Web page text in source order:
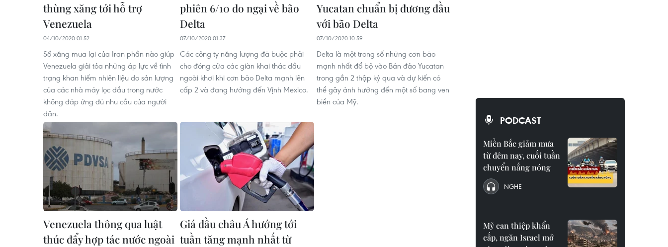
thùng xăng tới hỗ trợ
Venezuela
04/10/2020 01:52
Số xăng mua lại của Iran phần nào giúp
Venezuela giải tỏa những áp lực về tình
trạng khan hiếm nhiên liệu do sản lượng
của các nhà máy lọc dầu trong nước
không đáp ứng đủ nhu cầu của người
dân.
phiên 6/10 do ngại về bão
Delta
07/10/2020 01:37
Các công ty năng lượng đã buộc phải
cho đóng cửa các giàn khai thác dầu
ngoài khơi khi cơn bão Delta mạnh lên
cấp 2 và đang hướng đến Vịnh Mexico.
Yucatan chuẩn bị đương đầu
với bão Delta
07/10/2020 10:59
Delta là một trong số những cơn bão
mạnh nhất đổ bộ vào Bán đảo Yucatan
trong gần 2 thập kỷ qua và dự kiến có
thể gây ảnh hưởng đến một số bang ven
biển của Mỹ.
Venezuela thông qua luật
thúc đẩy hợp tác nước ngoài
Giá dầu châu Á hướng tới
tuần tăng mạnh nhất từ
PODCAST
Miền Bắc giảm mưa
từ đêm nay, cuối tuần
chuyển nắng nóng
NGHE
Mỹ can thiệp khẩn
cấp, ngăn Israel mở